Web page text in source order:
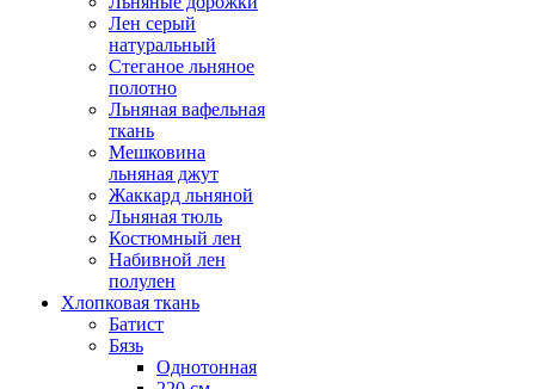
Лен серый
натуральный
Стеганое льняное
полотно
Льняная вафельная
ткань
Мешковина
льняная джут
Жаккард льняной
Льняная тюль
Костюмный лен
Набивной лен
полулен
Хлопковая ткань
Батист
Бязь
Однотонная